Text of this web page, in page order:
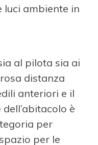
luci ambiente in
al pilota sia ai
distanza
anteriori e il
è
per
per le